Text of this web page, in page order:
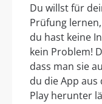
Du willst für
Prüfung
du hast keine
kein Problem!
dass man sie
du die App
Play herunter